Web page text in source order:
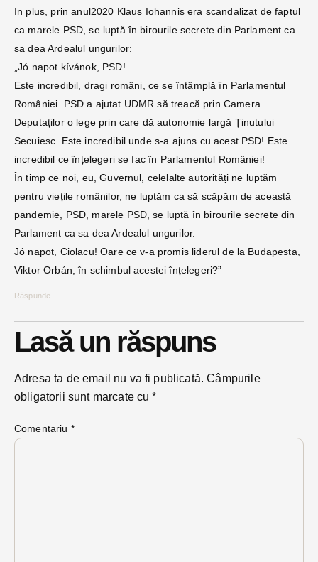
In plus, prin anul2020 Klaus Iohannis era scandalizat de faptul
ca marele PSD, se luptă în birourile secrete din Parlament ca
sa dea Ardealul ungurilor:
„Jó napot kívánok, PSD!
Este incredibil, dragi români, ce se întâmplă în Parlamentul
României. PSD a ajutat UDMR să treacă prin Camera
Deputaților o lege prin care dă autonomie largă Ținutului
Secuiesc. Este incredibil unde s-a ajuns cu acest PSD! Este
incredibil ce înțelegeri se fac în Parlamentul României!
În timp ce noi, eu, Guvernul, celelalte autorități ne luptăm
pentru viețile românilor, ne luptăm ca să scăpăm de această
pandemie, PSD, marele PSD, se luptă în birourile secrete din
Parlament ca sa dea Ardealul ungurilor.
Jó napot, Ciolacu! Oare ce v-a promis liderul de la Budapesta,
Viktor Orbán, în schimbul acestei înțelegeri?”
Răspunde
Lasă un răspuns
Adresa ta de email nu va fi publicată. Câmpurile
obligatorii sunt marcate cu*
Comentariu *